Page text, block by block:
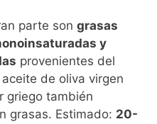
parte songrasas
y
provenientes del
de oliva virgen
griego también
grasas. Estimado: 20-